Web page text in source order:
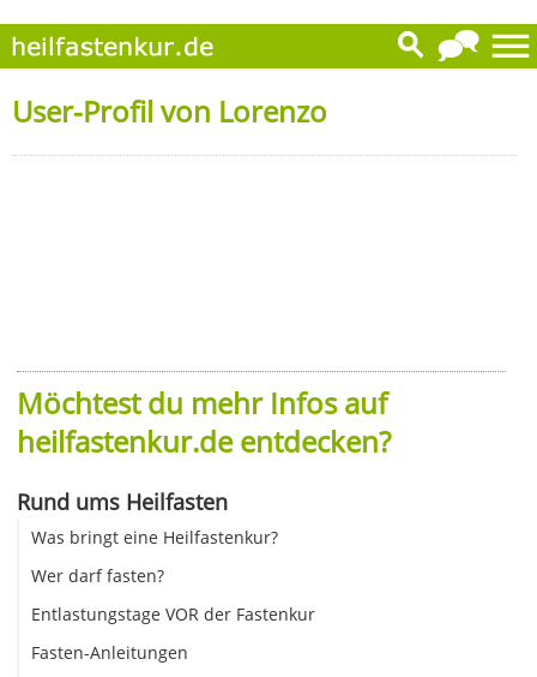
User-Profil von Lorenzo
Möchtest du mehr Infos auf
heilfastenkur.de entdecken?
Rund ums Heilfasten
Was bringt eine Heilfastenkur?
Wer darf fasten?
Entlastungstage VOR der Fastenkur
Fasten-Anleitungen